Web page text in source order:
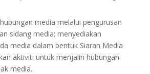
media melalui pengurusan
sidang media; menyediakan
media dalam bentuk Siaran Media
aktiviti untuk menjalin hubungan
media.